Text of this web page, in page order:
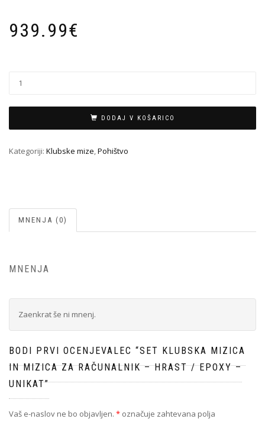
939.99€
DODAJ V KOŠARICO
Kategoriji: Klubske mize,Pohištvo
MNENJA (0)
MNENJA
Zaenkrat še ni mnenj.
BODI PRVI OCENJEVALEC “SET KLUBSKA MIZICA
IN MIZICA ZA RAČUNALNIK – HRAST / EPOXY –
UNIKAT”
Vaš e-naslov ne bo objavljen. * označuje zahtevana polja